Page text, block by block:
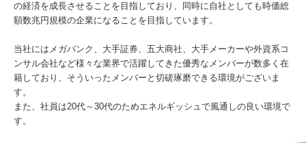
の経済を成長させることを目指しており、同時に自社としても時価総
額数兆円規模の企業になることを目指しています。
当社にはメガバンク、大手証券、五大商社、大手メーカーや外資系コ
ンサル会社など様々な業界で活躍してきた優秀なメンバーが数多く在
籍しており、そういったメンバーと切磋琢磨できる環境がございま
す。
また、社員は20代～30代のためエネルギッシュで風通しの良い環境で
す。